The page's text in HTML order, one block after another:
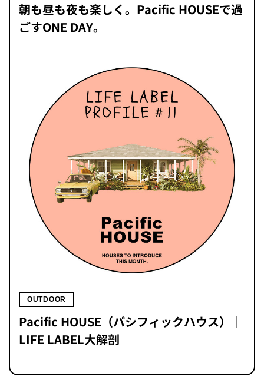
朝も昼も夜も楽しく。Pacific HOUSEで過
ごすONE DAY。
OUTDOOR
Pacific HOUSE（パシフィックハウス）｜
LIFE LABEL大解剖